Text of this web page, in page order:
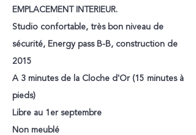
EMPLACEMENT INTERIEUR.
Studio confortable, très bon niveau de
sécurité, Energy pass B-B, construction de
2015
A 3 minutes de la Cloche d'Or (15 minutes à
pieds)
Libre au 1er septembre
Non meublé